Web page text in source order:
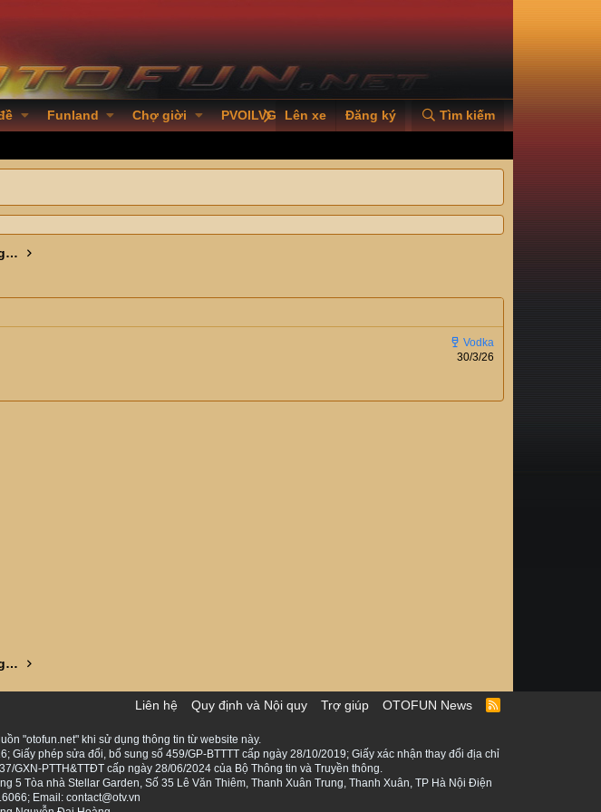
Funland Chợ giời PVOILVGC2026
Lên xe Đăng ký Tìm kiếm
Nhờ tư vấn mua máy khoan cầm tay dùng trong gia đình
30/3/26
Nhờ tư vấn mua máy khoan cầm tay dùng trong gia đình
Liên hệ Quy định và Nội quy Trợ giúp OTOFUN News
R
"otofun.net" khi sử dụng thông tin từ website này.
phép sửa đổi, bổ sung số 459/GP-BTTTT cấp ngày 28/10/2019; Giấy xác nhận thay đổi địa chỉ
GXN-PTTH&TTĐT cấp ngày 28/06/2024 của Bộ Thông tin và Truyền thông.
5 Tòa nhà Stellar Garden, Số 35 Lê Văn Thiêm, Thanh Xuân Trung, Thanh Xuân, TP Hà Nội Điện
Email: contact@otv.vn